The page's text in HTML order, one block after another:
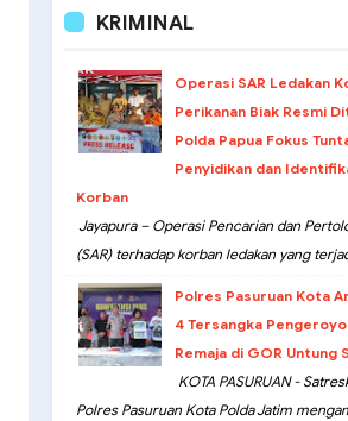
KRIMINAL
Operasi SAR Ledakan
Perikanan Biak Resmi
Polda Papua Fokus
Penyidikan dan
Korban
Jayapura – Operasi Pencarian dan
(SAR) terhadap korban ledakan yang
Polres Pasuruan Kota
4 Tersangka
Remaja di GOR Untung
KOTA PASURUAN -
Polres Pasuruan Kota Polda Jatim